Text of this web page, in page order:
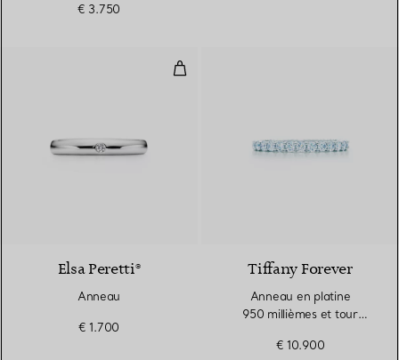
€ 3.750
Anneau
Elsa Peretti®
Anneau
€ 1.700
Tiffany Forever
Anneau en platine
950 millièmes et tour
Largeur
€ 10.900